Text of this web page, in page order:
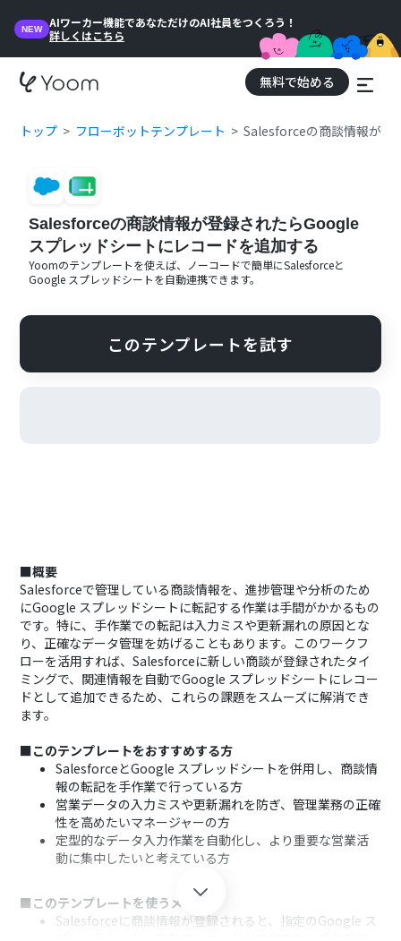
NEW
AIワーカー機能であなただけのAI社員をつくろう！
詳しくはこちら
無料で始める
トップ フローボットテンプレート Salesforceの商談情報が登
Salesforceの商談情報が登録されたらGoogle
スプレッドシートにレコードを追加する
Yoomのテンプレートを使えば、ノーコードで簡単にSalesforceと
Google スプレッドシートを自動連携できます。
このテンプレートを試す
■概要
Salesforceで管理している商談情報を、進捗管理や分析のため
にGoogle スプレッドシートに転記する作業は手間がかかるもの
です。特に、手作業での転記は入力ミスや更新漏れの原因とな
り、正確なデータ管理を妨げることもあります。このワークフ
ローを活用すれば、Salesforceに新しい商談が登録されたタイ
ミングで、関連情報を自動でGoogle スプレッドシートにレコー
ドとして追加できるため、これらの課題をスムーズに解消でき
ます。
■このテンプレートをおすすめする方
SalesforceとGoogle スプレッドシートを併用し、商談情
報の転記を手作業で行っている方
営業データの入力ミスや更新漏れを防ぎ、管理業務の正確
性を高めたいマネージャーの方
定型的なデータ入力作業を自動化し、より重要な営業活
動に集中したいと考えている方
■このテンプレートを使うメリット
Salesforceに商談情報が登録されると、指定のGoogle ス